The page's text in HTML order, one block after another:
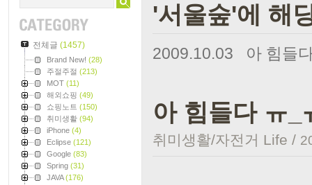
전체글 (1457)
Brand New! (28)
주절주절 (213)
MOT (11)
해외쇼핑 (49)
쇼핑노트 (150)
취미생활 (94)
iPhone (4)
Eclipse (121)
Google (83)
Spring (31)
JAVA(176)
'서울숲'에 해
2009.10.03 아 힘들
아 힘들다 ㅠ
취미생활/자전거 Life /